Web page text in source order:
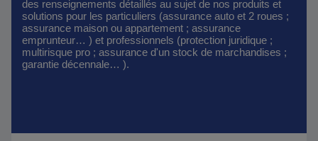
des renseignements détaillés au sujet de nos produits et
solutions pour les particuliers (assurance auto et 2 roues ;
assurance maison ou appartement ; assurance
emprunteur… ) et professionnels (protection juridique ;
multirisque pro ; assurance d'un stock de marchandises ;
garantie décennale… ).